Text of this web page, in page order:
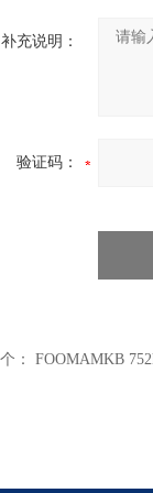
补充说明：
验证码：
： FOOMAMKB